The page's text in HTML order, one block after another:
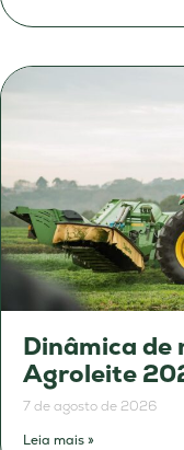
Dinâmica de
Agroleite
7 de agosto de 2026
Leia mais »